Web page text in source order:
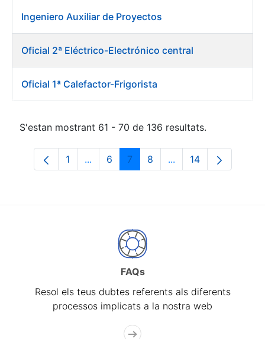
Ingeniero Auxiliar de Proyectos
Oficial 2ª Eléctrico-Electrónico central
Oficial 1ª Calefactor-Frigorista
S'estan mostrant 61 - 70 de 136 resultats.
Pàgina
1 ...Pàgines intermèdies Utilitzeu TAB per
Pàgina
6 Pàgina
7 Pàgina
8 ...PàginesPàgina
14
FAQs
Resol els teus dubtes referents als diferents
processos implicats a la nostra web